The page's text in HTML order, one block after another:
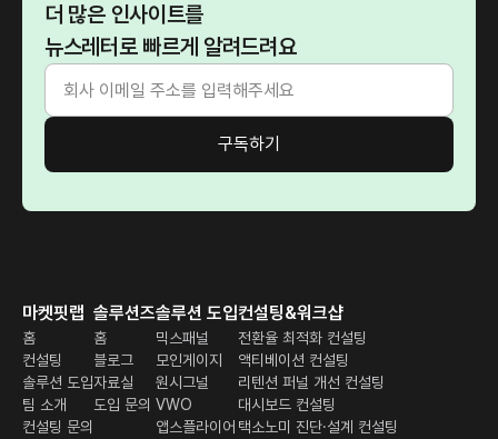
더 많은 인사이트를
뉴스레터로 빠르게 알려드려요
마켓핏랩
홈
컨설팅
솔루션 도입
팀 소개
컨설팅 문의
솔루션즈
홈
블로그
자료실
도입 문의
솔루션 도입
믹스패널
모인게이지
원시그널
VWO
앱스플라이어
컨설팅&워크샵
전환율 최적화 컨설팅
액티베이션 컨설팅
리텐션 퍼널 개선 컨설팅
대시보드 컨설팅
택소노미 진단·설계 컨설팅